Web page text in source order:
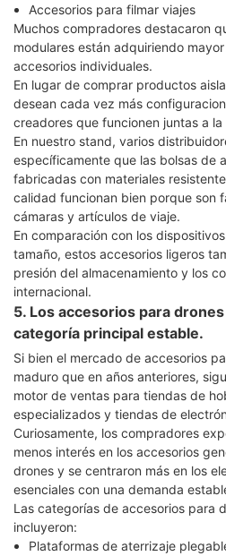
Accesorios para filmar viajes
Muchos compradores destacaron
modulares están adquiriendo
accesorios individuales.
En lugar de comprar productos
desean cada vez más
creadores que funcionen juntas a
En nuestro stand, varios
específicamente que las bolsas de
fabricadas con materiales
calidad funcionan bien porque son
cámaras y artículos de viaje.
En comparación con los
tamaño, estos accesorios ligeros
presión del almacenamiento y los
internacional.
5. Los accesorios para
categoría principal estable.
Si bien el mercado de accesorios
maduro que en años anteriores,
motor de ventas para tiendas de
especializados y tiendas de
Curiosamente, los compradores
menos interés en los accesorios
drones y se centraron más en los
esenciales con una demanda
Las categorías de accesorios para
incluyeron:
Plataformas de aterrizaje